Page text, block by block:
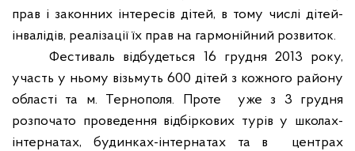
прав і законних інтересів дітей, в тому числі дітей-
інвалідів, реалізації їх прав на гармонійний розвиток.
Фестиваль відбудеться 16 грудня 2013 року,
участь у ньому візьмуть 600 дітей з кожного району
області та м. Тернополя. Проте
уже з 3 грудня
розпочато проведення відбіркових турів у школах-
інтернатах, будинках-інтернатах та в
центрах